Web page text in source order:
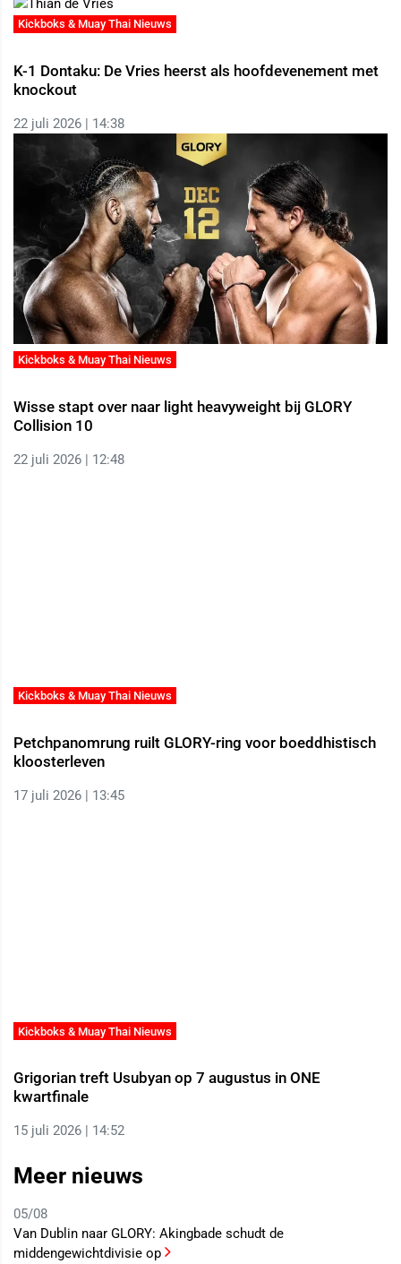
Kickboks & Muay Thai Nieuws
K-1 Dontaku: De Vries heerst als hoofdevenement met
knockout
22 juli 2026 | 14:38
Kickboks & Muay Thai Nieuws
Wisse stapt over naar light heavyweight bij GLORY
Collision 10
22 juli 2026 | 12:48
Kickboks & Muay Thai Nieuws
Petchpanomrung ruilt GLORY-ring voor boeddhistisch
kloosterleven
17 juli 2026 | 13:45
Kickboks & Muay Thai Nieuws
Grigorian treft Usubyan op 7 augustus in ONE
kwartfinale
15 juli 2026 | 14:52
Meer nieuws
05/08
Van Dublin naar GLORY: Akingbade schudt de
middengewichtdivisie op